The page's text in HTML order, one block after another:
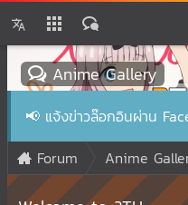
Anime Gallery
📢 แจ้งข่าวล๊อกอินผ่าน
Forum
Anime